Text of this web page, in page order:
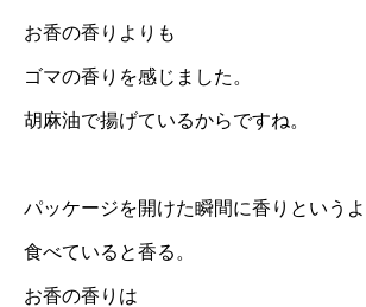
お香の香りよりも
ゴマの香りを感じました。
胡麻油で揚げているからですね。
パッケージを開けた瞬間に香りという
食べていると香る。
お香の香りは